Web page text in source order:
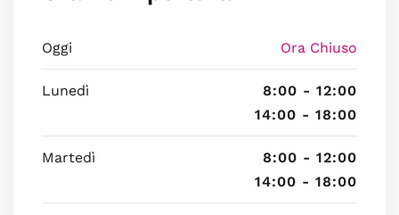
Oggi Ora Chiuso
Lunedì
8:00 - 12:00
14:00 - 18:00
Martedì
8:00 - 12:00
14:00 - 18:00